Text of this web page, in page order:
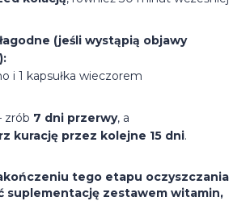
(jeśli wystąpią objawy
i 1 kapsułka wieczorem
zrób 7 dni przerwy, a
kurację przez kolejne 15 dni.
tego etapu oczyszczania
suplementację zestawem witamin,